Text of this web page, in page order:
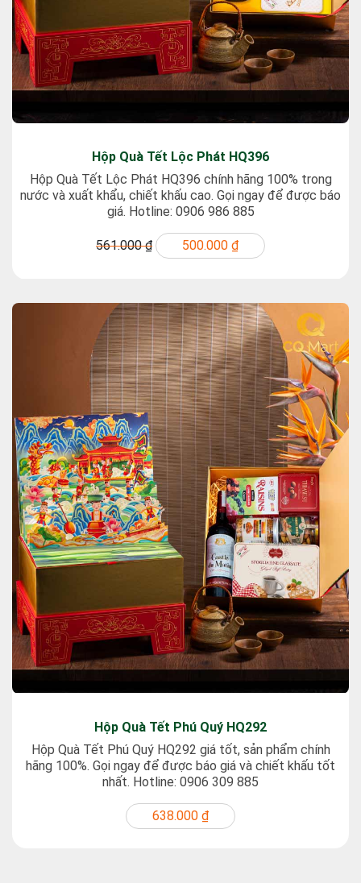
Hộp Quà Tết Lộc Phát HQ396
Hộp Quà Tết Lộc Phát HQ396 chính hãng 100% trong
nước và xuất khẩu, chiết khấu cao. Gọi ngay để được báo
giá. Hotline: 0906 986 885
561.000 ₫ 500.000 ₫
Hộp Quà Tết Phú Quý HQ292
Hộp Quà Tết Phú Quý HQ292 giá tốt, sản phẩm chính
hãng 100%. Gọi ngay để được báo giá và chiết khấu tốt
nhất. Hotline: 0906 309 885
638.000 ₫